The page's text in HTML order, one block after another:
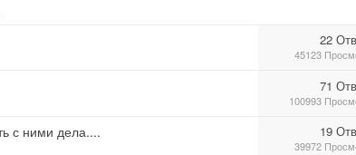
22
45123
71
100993
с ними дела.... 19
39972